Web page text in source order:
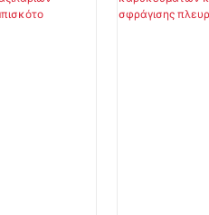
καρπών,
ξηρών